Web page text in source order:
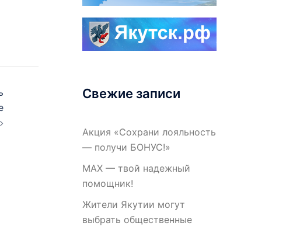
Свежие записи
Акция «Сохрани лояльность
— получи БОНУС!»
МАХ — твой надежный
помощник!
Жители Якутии могут
выбрать общественные